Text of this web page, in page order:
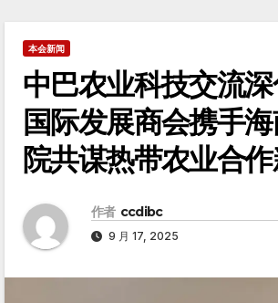
本会新闻
中巴农业科技交流
国际发展商会携手
院共谋热带农业合
作者 ccdibc
9 月 17, 2025